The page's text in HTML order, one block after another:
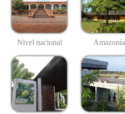
Nivel nacional Amazonía